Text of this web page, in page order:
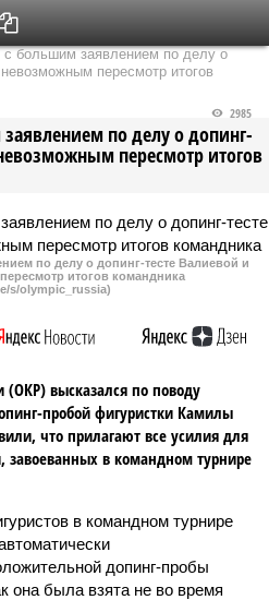
выпуск
большим заявлением по делу о
пересмотр итогов
по делу о допинг-
пересмотр итогов
2985
по делу о допинг-тесте Валиевой и
итогов командника
s/olympic_russia)
высказался по поводу
пробой фигуристки Камилы
что прилагают все усилия для
завоеванных в командном турнире
в командном турнире
допинг-пробы
она была взята не во время